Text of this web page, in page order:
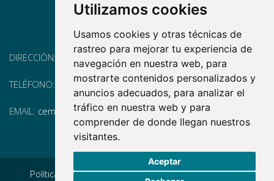
Utilizamos cookies
Usamos cookies y otras técnicas de
rastreo para mejorar tu experiencia de
navegación en nuestra web, para
mostrarte contenidos personalizados y
anuncios adecuados, para analizar el
tráfico en nuestra web y para
comprender de donde llegan nuestros
visitantes.
Aceptar
DIRECCIÓN: Pg. Vall d'Hebron, 119-129, 08035 Barcelona
TELÉFONO: (+34) 93 175 15 55
EMAIL: cem-cat@cem-cat.org
Política de privacidad|Aviso legal|Política de cookies